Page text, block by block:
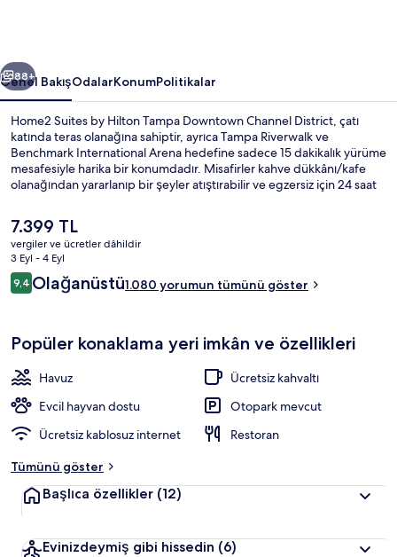
için
fotoğraf
galerisi
Sonraki
88+
Genel BakışOdalarKonumPolitikalar
Home2 Suites by Hilton Tampa Downtown Channel District, çatı
katında teras olanağına sahiptir, ayrıca Tampa Riverwalk ve
Benchmark International Arena hedefine sadece 15 dakikalık yürüme
mesafesiyle harika bir konumdadır. Misafirler kahve dükkânı/kafe
olanağından yararlanıp bir şeyler atıştırabilir ve egzersiz için 24 saat
şarküteri olanakları sunulmaktadır. Ayrıca oda içinde buzdolabı ve
mikrodalga fırın gibi kolaylıklar mevcuttur. Yardıma hazır personel ve
konum misafirlerden tam not alıyor.
Şu
anki
fiyat
7.399 TL
7.399 TL
vergiler ve ücretler dâhildir
3 Eyl - 4 Eyl
Yorumlar
9,49,4/10
Olağanüstü1.080 yorumun tümünü göster
Popüler konaklama yeri imkân ve özellikleri
Havuz
Ücretsiz kahvaltı
Evcil hayvan dostu
Otopark mevcut
Ücretsiz kablosuz internet
Restoran
Tümünü göster
Başlıca özellikler (12)
Evinizdeymiş gibi hissedin (6)